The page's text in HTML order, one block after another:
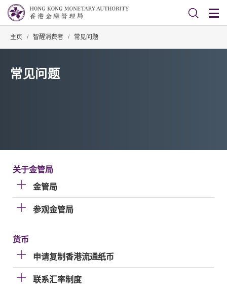
主页 / 智醒消费者 / 常见问题
常见问题
关于金管局
金管局
参观金管局
货币
申请复制香港流通纸币
联系汇率制度